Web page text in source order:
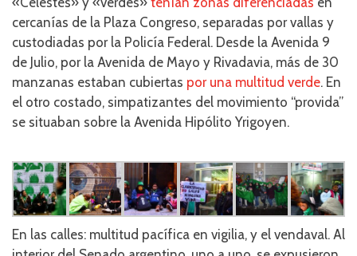
cercanías de la Plaza Congreso, separadas por vallas y
custodiadas por la Policía Federal. Desde la Avenida 9
de Julio, por la Avenida de Mayo y Rivadavia, más de 30
manzanas estaban cubiertas por una multitud verde. En
el otro costado, simpatizantes del movimiento “provida”
se situaban sobre la Avenida Hipólito Yrigoyen.
En las calles: multitud pacífica en vigilia, y el vendaval. Al